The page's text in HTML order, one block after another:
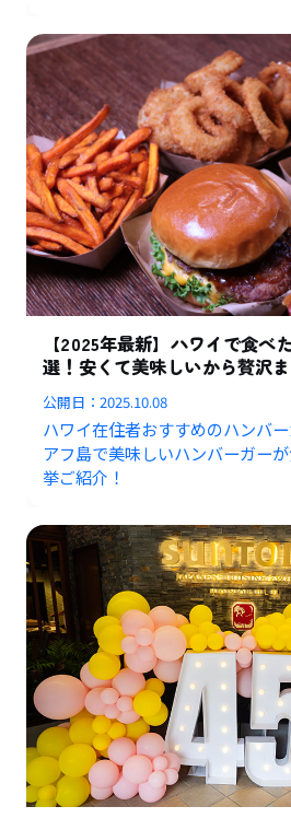
【2025年最新】ハワイで食べ
選！安くて美味しいから贅沢
公開日：2025.10.08
ハワイ在住者おすすめのハンバ
アフ島で美味しいハンバーガー
挙ご紹介！